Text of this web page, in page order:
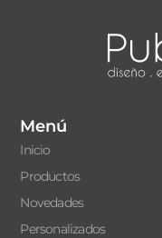
Menú
Inicio
Productos
Novedades
Personalizados